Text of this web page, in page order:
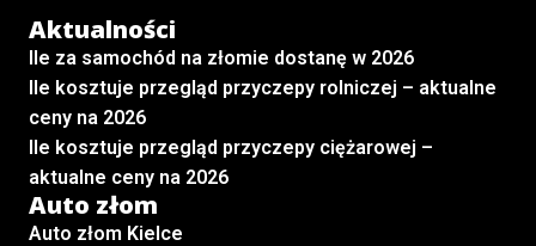
Aktualności
Ile za samochód na złomie dostanę w 2026
Ile kosztuje przegląd przyczepy rolniczej – aktualne
ceny na 2026
Ile kosztuje przegląd przyczepy ciężarowej –
aktualne ceny na 2026
Auto złom
Auto złom Kielce